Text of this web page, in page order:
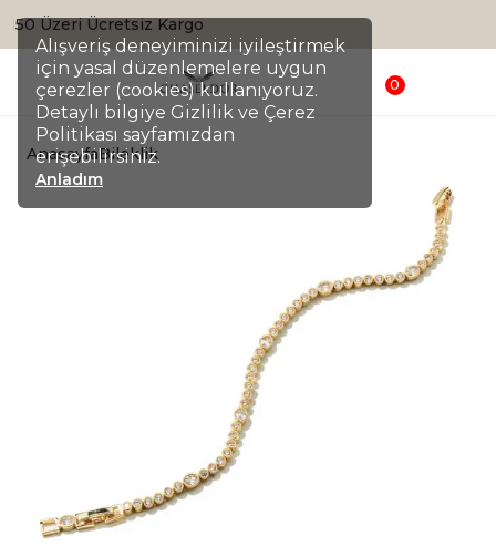
Alışveriş deneyiminizi iyileştirmek
için yasal düzenlemelere uygun
çerezler (cookies) kullanıyoruz.
Detaylı bilgiye Gizlilik ve Çerez
Politikası sayfamızdan
erişebilirsiniz.
Anladım
Sepette %20 İndirim
0
AnasayfaBileklik